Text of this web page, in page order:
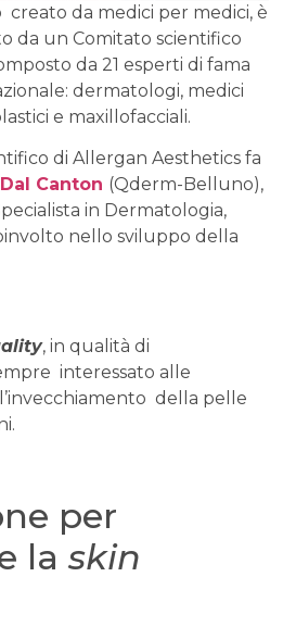
da medici per medici, è
da un Comitato scientifico
da 21 esperti di fama
dermatologi, medici
e maxillofacciali.
di Allergan Aesthetics fa
Canton (Qderm-Belluno),
in Dermatologia,
nello sviluppo della
, in qualità di
interessato alle
della pelle
per
la skin